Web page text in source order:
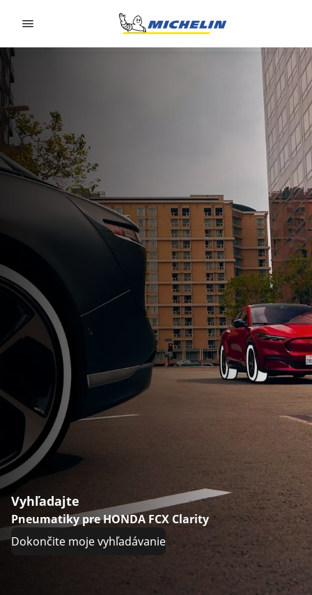
Vyhľadajte
Pneumatiky pre HONDA FCX Clarity
Dokončite moje vyhľadávanie